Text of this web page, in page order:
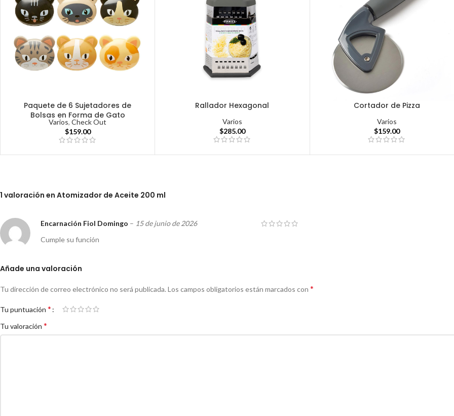
Paquete de 6 Sujetadores de
Bolsas en Forma de Gato
Varios,Check Out
$159.00
Rallador Hexagonal
Varios
$285.00
Cortador de Pizza
Varios
$159.00
1 valoración en Atomizador de Aceite 200 ml
Encarnación Fiol Domingo – 15 de junio de 2026
Cumple su función
Añade una valoración
Tu dirección de correo electrónico no será publicada. Los campos obligatorios están marcados con *
Tu puntuación *
Tu valoración *